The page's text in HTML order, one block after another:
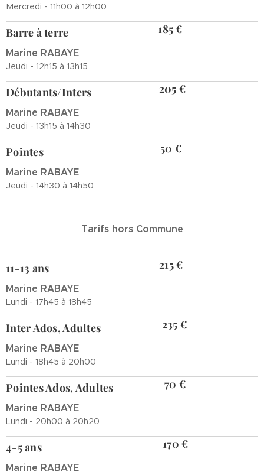
Mercredi - 11h00 à 12h00
Barre à terre
Marine RABAYE
Jeudi - 12h15 à 13h15
185 €
Débutants/Inters
Marine RABAYE
Jeudi - 13h15 à 14h30
205 €
Pointes
Marine RABAYE
Jeudi - 14h30 à 14h50
50 €
Tarifs hors Commune
11-13 ans
Marine RABAYE
Lundi - 17h45 à 18h45
215 €
Inter Ados, Adultes
Marine RABAYE
Lundi - 18h45 à 20h00
235 €
Pointes Ados, Adultes
Marine RABAYE
Lundi - 20h00 à 20h20
70 €
4-5 ans
Marine RABAYE
170 €